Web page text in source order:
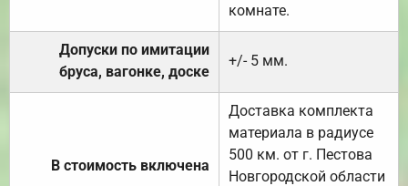
комнате.
Допуски по имитации
бруса, вагонке, доске
+/- 5 мм.
В стоимость включена
Доставка комплекта
материала в радиусе
500 км. от г. Пестова
Новгородской области